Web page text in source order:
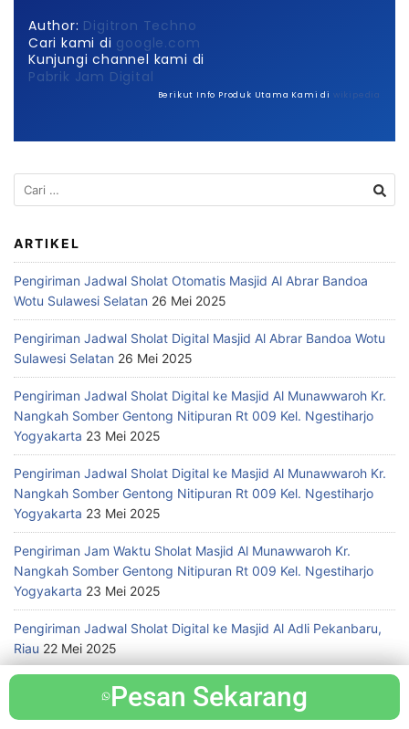
Pesan Sekarang
Pesan Sekarang
Author: Digitron Techno
Cari kami di google.com
Kunjungi channel kami di
Pabrik Jam Digital
Berikut Info Produk Utama Kami di wikipedia
ARTIKEL
Pengiriman Jadwal Sholat Otomatis Masjid Al Abrar Bandoa
Wotu Sulawesi Selatan 26 Mei 2025
Pengiriman Jadwal Sholat Digital Masjid Al Abrar Bandoa Wotu
Sulawesi Selatan 26 Mei 2025
Pengiriman Jadwal Sholat Digital ke Masjid Al Munawwaroh Kr.
Nangkah Somber Gentong Nitipuran Rt 009 Kel. Ngestiharjo
Yogyakarta 23 Mei 2025
Pengiriman Jadwal Sholat Digital ke Masjid Al Munawwaroh Kr.
Nangkah Somber Gentong Nitipuran Rt 009 Kel. Ngestiharjo
Yogyakarta 23 Mei 2025
Pengiriman Jam Waktu Sholat Masjid Al Munawwaroh Kr.
Nangkah Somber Gentong Nitipuran Rt 009 Kel. Ngestiharjo
Yogyakarta 23 Mei 2025
Pengiriman Jadwal Sholat Digital ke Masjid Al Adli Pekanbaru,
Riau 22 Mei 2025
Pengiriman Jadwal Sholat Digital ke Masjid Al Adli Pekanbaru,
22 Mei 2025